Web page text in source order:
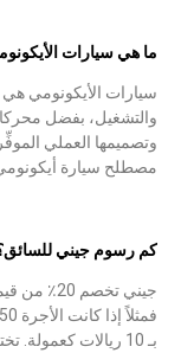
ما هي سيارات
سيارات الأيكونومي هي
والتشغيل، بفضل
وتصميمها العملي
مصطلح سيارة
كم رسوم جيني
بـ 10 ريالات كعمولة. تختلف النسبة فقط في